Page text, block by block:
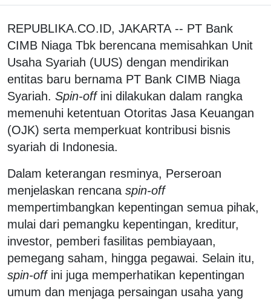
REPUBLIKA.CO.ID, JAKARTA -- PT Bank
CIMB Niaga Tbk berencana memisahkan Unit
Usaha Syariah (UUS) dengan mendirikan
entitas baru bernama PT Bank CIMB Niaga
Syariah. Spin-offini dilakukan dalam rangka
memenuhi ketentuan Otoritas Jasa Keuangan
(OJK) serta memperkuat kontribusi bisnis
syariah di Indonesia.
Dalam keterangan resminya, Perseroan
menjelaskan rencana spin-off
mempertimbangkan kepentingan semua pihak,
mulai dari pemangku kepentingan, kreditur,
investor, pemberi fasilitas pembiayaan,
pemegang saham, hingga pegawai. Selain itu,
spin-offini juga memperhatikan kepentingan
umum dan menjaga persaingan usaha yang